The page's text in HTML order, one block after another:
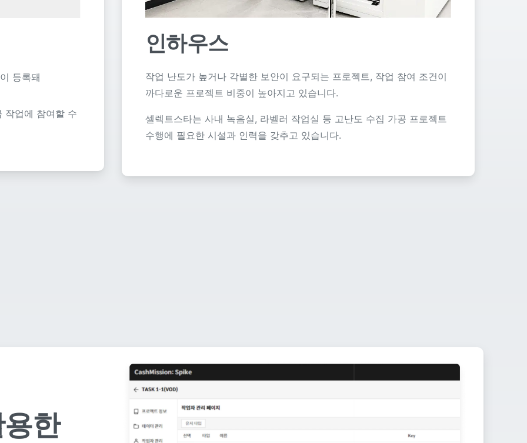
등록돼
작업에 참여할 수
인하우스
작업 난도가 높거나 각별한 보안이 요구되는 프로젝트, 작업 참여 조건이
까다로운 프로젝트 비중이 높아지고 있습니다.
셀렉트스타는 사내 녹음실, 라벨러 작업실 등 고난도 수집 가공 프로젝트
수행에 필요한 시설과 인력을 갖추고 있습니다.
한